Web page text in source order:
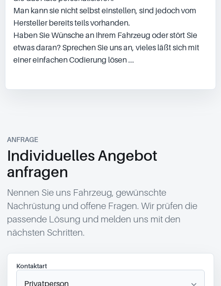
Man kann sie nicht selbst einstellen, sind jedoch vom
Hersteller bereits teils vorhanden.
Haben Sie Wünsche an Ihrem Fahrzeug oder stört Sie
etwas daran? Sprechen Sie uns an, vieles läßt sich mit
einer einfachen Codierung lösen ...
ANFRAGE
Individuelles Angebot
anfragen
Nennen Sie uns Fahrzeug, gewünschte
Nachrüstung und offene Fragen. Wir prüfen die
passende Lösung und melden uns mit den
nächsten Schritten.
Kontaktart